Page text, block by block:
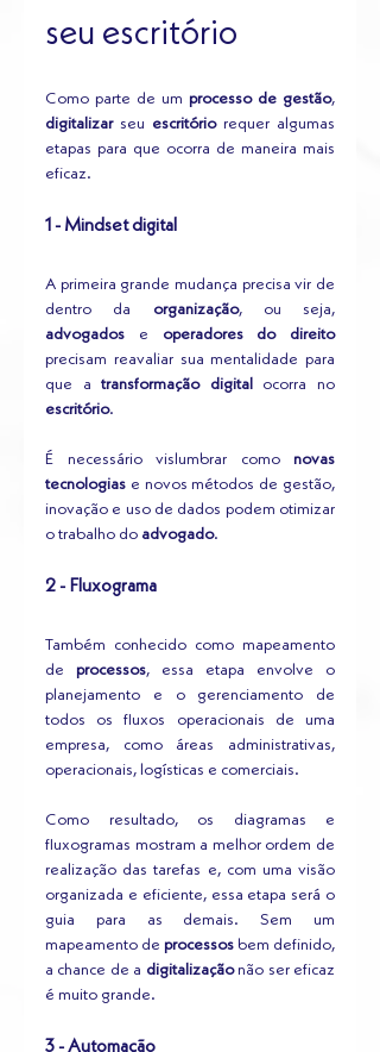
seu escritório
Como parte de um processo de gestão
digitalizar seu escritório requer algumas
etapas para que ocorra de maneira mais
eficaz.
1 - Mindset digital
A primeira grande mudança precisa vir de
dentro da
organização
advogados e
operadores do direito
precisam reavaliar sua mentalidade para
que a transformação digital
escritório.
É necessário vislumbrar como novas
tecnologias e novos métodos de gestão,
inovação e uso de dados podem otimizar
o trabalho do advogado.
2 - Fluxograma
Também conhecido como mapeamento
de processos, essa etapa envolve o
planejamento e o gerenciamento de
todos os fluxos operacionais de uma
empresa, como áreas administrativas,
operacionais, logísticas e comerciais.
Como resultado, os diagramas e
fluxogramas mostram a melhor ordem de
realização das tarefas e, com uma visão
organizada e eficiente, essa etapa será o
guia para as demais. Sem um
mapeamento de processos bem definido,
a chance de a digitalização não ser eficaz
é muito grande.
3 - Automação